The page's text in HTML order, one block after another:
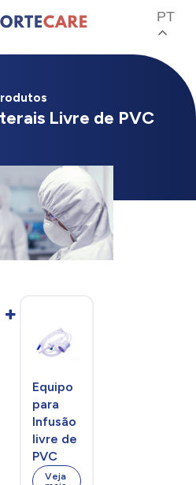
PT
Livre de PVC
Equipo
para
Infusão
livre de
PVC
Veja